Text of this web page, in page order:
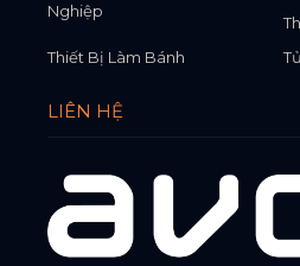
Nghiệp
Thiết Bị Làm Bánh
LIÊN HỆ